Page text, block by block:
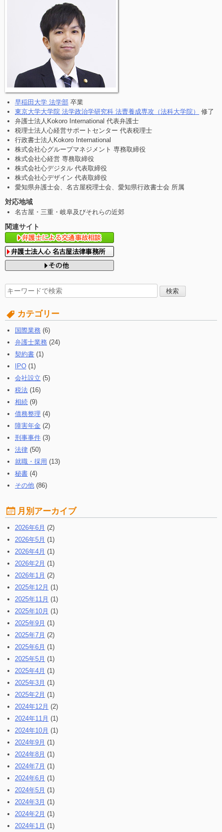
早稲田大学 法学部 卒業
東京大学大学院 法学政治学研究科 法曹養成専攻（法科大学院）
修了
弁護士法人Kokoro International 代表弁護士
税理士法人心経営サポートセンター 代表税理士
行政書士法人Kokoro International
株式会社心グループマネジメント 専務取締役
株式会社心経営 専務取締役
株式会社心デジタル 代表取締役
株式会社心デザイン 代表取締役
愛知県弁護士会、名古屋税理士会、愛知県行政書士会 所属
対応地域
名古屋・三重・岐阜及びそれらの近郊
関連サイト
検
索
す
る:
カテゴリー
国際業務 (6)
弁護士業務 (24)
契約書 (1)
IPO (1)
会社設立 (5)
税法 (16)
相続 (9)
債務整理 (4)
障害年金 (2)
刑事事件 (3)
法律 (50)
就職・採用 (13)
秘書 (4)
その他 (86)
月別アーカイブ
2026年6月 (2)
2026年5月 (1)
2026年4月 (1)
2026年2月 (1)
2026年1月 (2)
2025年12月 (1)
2025年11月 (1)
2025年10月 (1)
2025年9月 (1)
2025年7月 (2)
2025年6月 (1)
2025年5月 (1)
2025年4月 (1)
2025年3月 (1)
2025年2月 (1)
2024年12月 (2)
2024年11月 (1)
2024年10月 (1)
2024年9月 (1)
2024年8月 (1)
2024年7月 (1)
2024年6月 (1)
2024年5月 (1)
2024年3月 (1)
2024年2月 (1)
2024年1月 (1)